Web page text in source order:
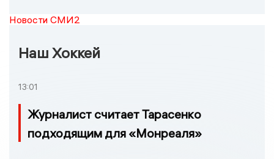
Новости СМИ2
Наш Хоккей
13:01
Журналист считает Тарасенко
подходящим для «Монреаля»